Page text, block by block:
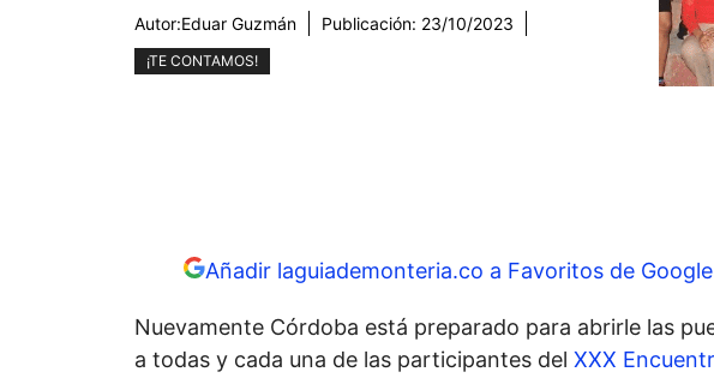
Autor:Eduar Guzmán Publicación: 23/10/2023
¡TE CONTAMOS!
Añadir laguiademonteria.co a Favoritos de Google
Nuevamente Córdoba está preparado para abrirle las
a todas y cada una de las participantes del XXX